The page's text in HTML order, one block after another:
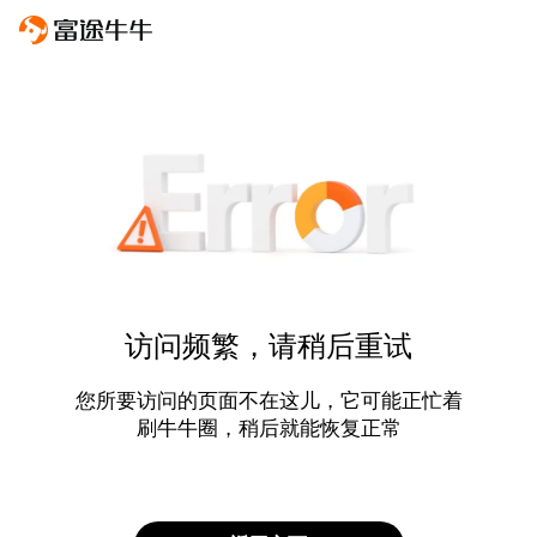
访问频繁，请稍后重试
您所要访问的页面不在这儿，它可能正忙着
刷牛牛圈，稍后就能恢复正常